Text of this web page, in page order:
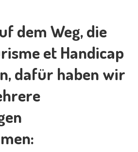
dem Weg, die
et Handicap
dafür haben wir